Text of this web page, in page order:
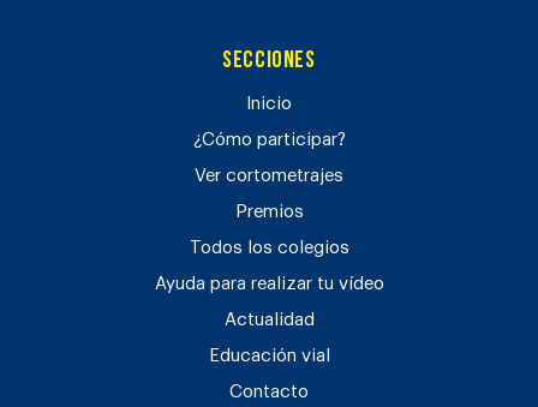
Secciones
Inicio
¿Cómo participar?
Ver cortometrajes
Premios
Todos los colegios
Ayuda para realizar tu vídeo
Actualidad
Educación vial
Contacto